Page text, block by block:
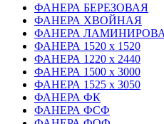
ФАНЕРА БЕРЕЗОВАЯ
ФАНЕРА ХВОЙНАЯ
ФАНЕРА
ФАНЕРА 1520 х 1520
ФАНЕРА 1220 х 2440
ФАНЕРА 1500 х 3000
ФАНЕРА 1525 х 3050
ФАНЕРА ФК
ФАНЕРА ФСФ